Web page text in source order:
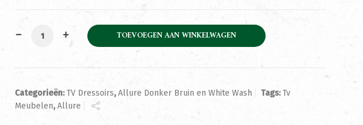
Tv meubel Allure White Wash 150cm aantal
TOEVOEGEN AAN WINKELWAGEN
Categorieën:TV Dressoirs,Allure Donker Bruin en White Wash Tags:Tv
Meubelen,Allure